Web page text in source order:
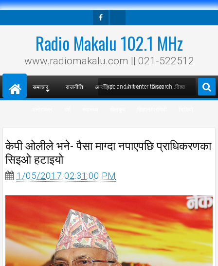
Radio Makalu 102.1 MHz
www.radiomakalu.com || 021-522512
समाचार राजनीति अन्तर्वार्ता अपराध विचार विश्व
केपी ओलीले भने- पैसा माग्दा नपाएपछि प्राधिकरणका
सिइओ हटाइयो
1/05/2017 02:31:00 PM